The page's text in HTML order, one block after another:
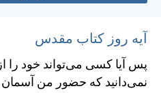
آیه روز کتاب مقدس
پس آيا كسی می‌تواند خود را
نمی‌دانيد كه حضور من آسمان